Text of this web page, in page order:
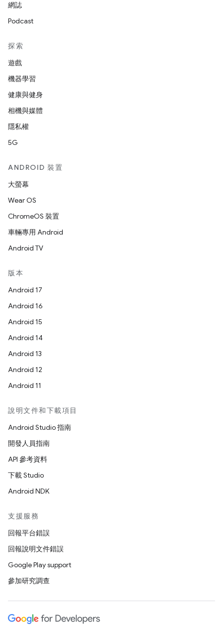
網誌
Podcast
探索
遊戲
機器學習
健康與健身
相機與媒體
隱私權
5G
ANDROID 裝置
大螢幕
Wear OS
ChromeOS 裝置
車輛專用 Android
Android TV
版本
Android 17
Android 16
Android 15
Android 14
Android 13
Android 12
Android 11
說明文件和下載項目
Android Studio 指南
開發人員指南
API 參考資料
下載 Studio
Android NDK
支援服務
回報平台錯誤
回報說明文件錯誤
Google Play support
參加研究調查